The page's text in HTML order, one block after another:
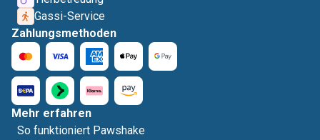
Gassi-Service
Zahlungsmethoden
Mehr erfahren
So funktioniert Pawshake